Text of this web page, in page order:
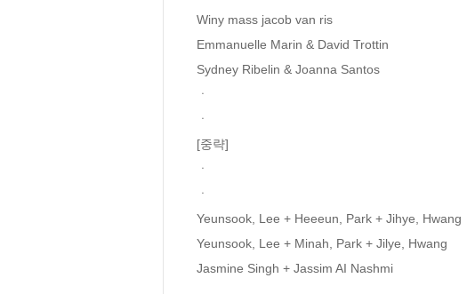
Winy mass jacob van ris
Emmanuelle Marin & David Trottin
Sydney Ribelin & Joanna Santos
ㆍ
ㆍ
[중략]
ㆍ
ㆍ
Yeunsook, Lee + Heeeun, Park + Jihye, Hwang
Yeunsook, Lee + Minah, Park + Jilye, Hwang
Jasmine Singh + Jassim AI Nashmi